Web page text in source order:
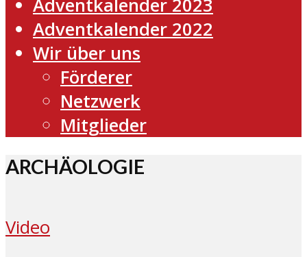
Adventkalender 2023
Adventkalender 2022
Wir über uns
Förderer
Netzwerk
Mitglieder
ARCHÄOLOGIE
Video